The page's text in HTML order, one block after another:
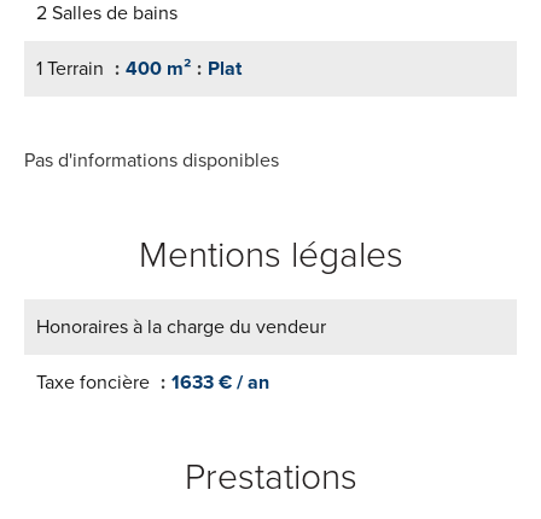
2 Salles de bains
1 Terrain 400 m² Plat
Pas d'informations disponibles
Mentions légales
Honoraires à la charge du vendeur
Taxe foncière 1633 € / an
Prestations